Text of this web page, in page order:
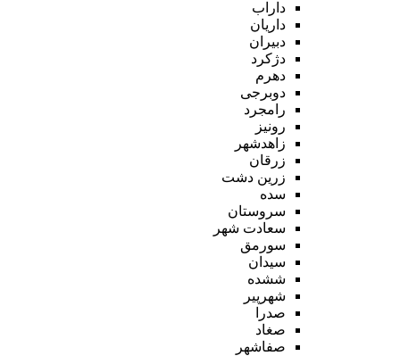
داراب
داریان
دبیران
دژکرد
دهرم
دوبرجی
رامجرد
رونیز
زاهدشهر
زرقان
زرین دشت
سده
سروستان
سعادت شهر
سورمق
سیدان
ششده
شهرپیر
صدرا
صغاد
صفاشهر